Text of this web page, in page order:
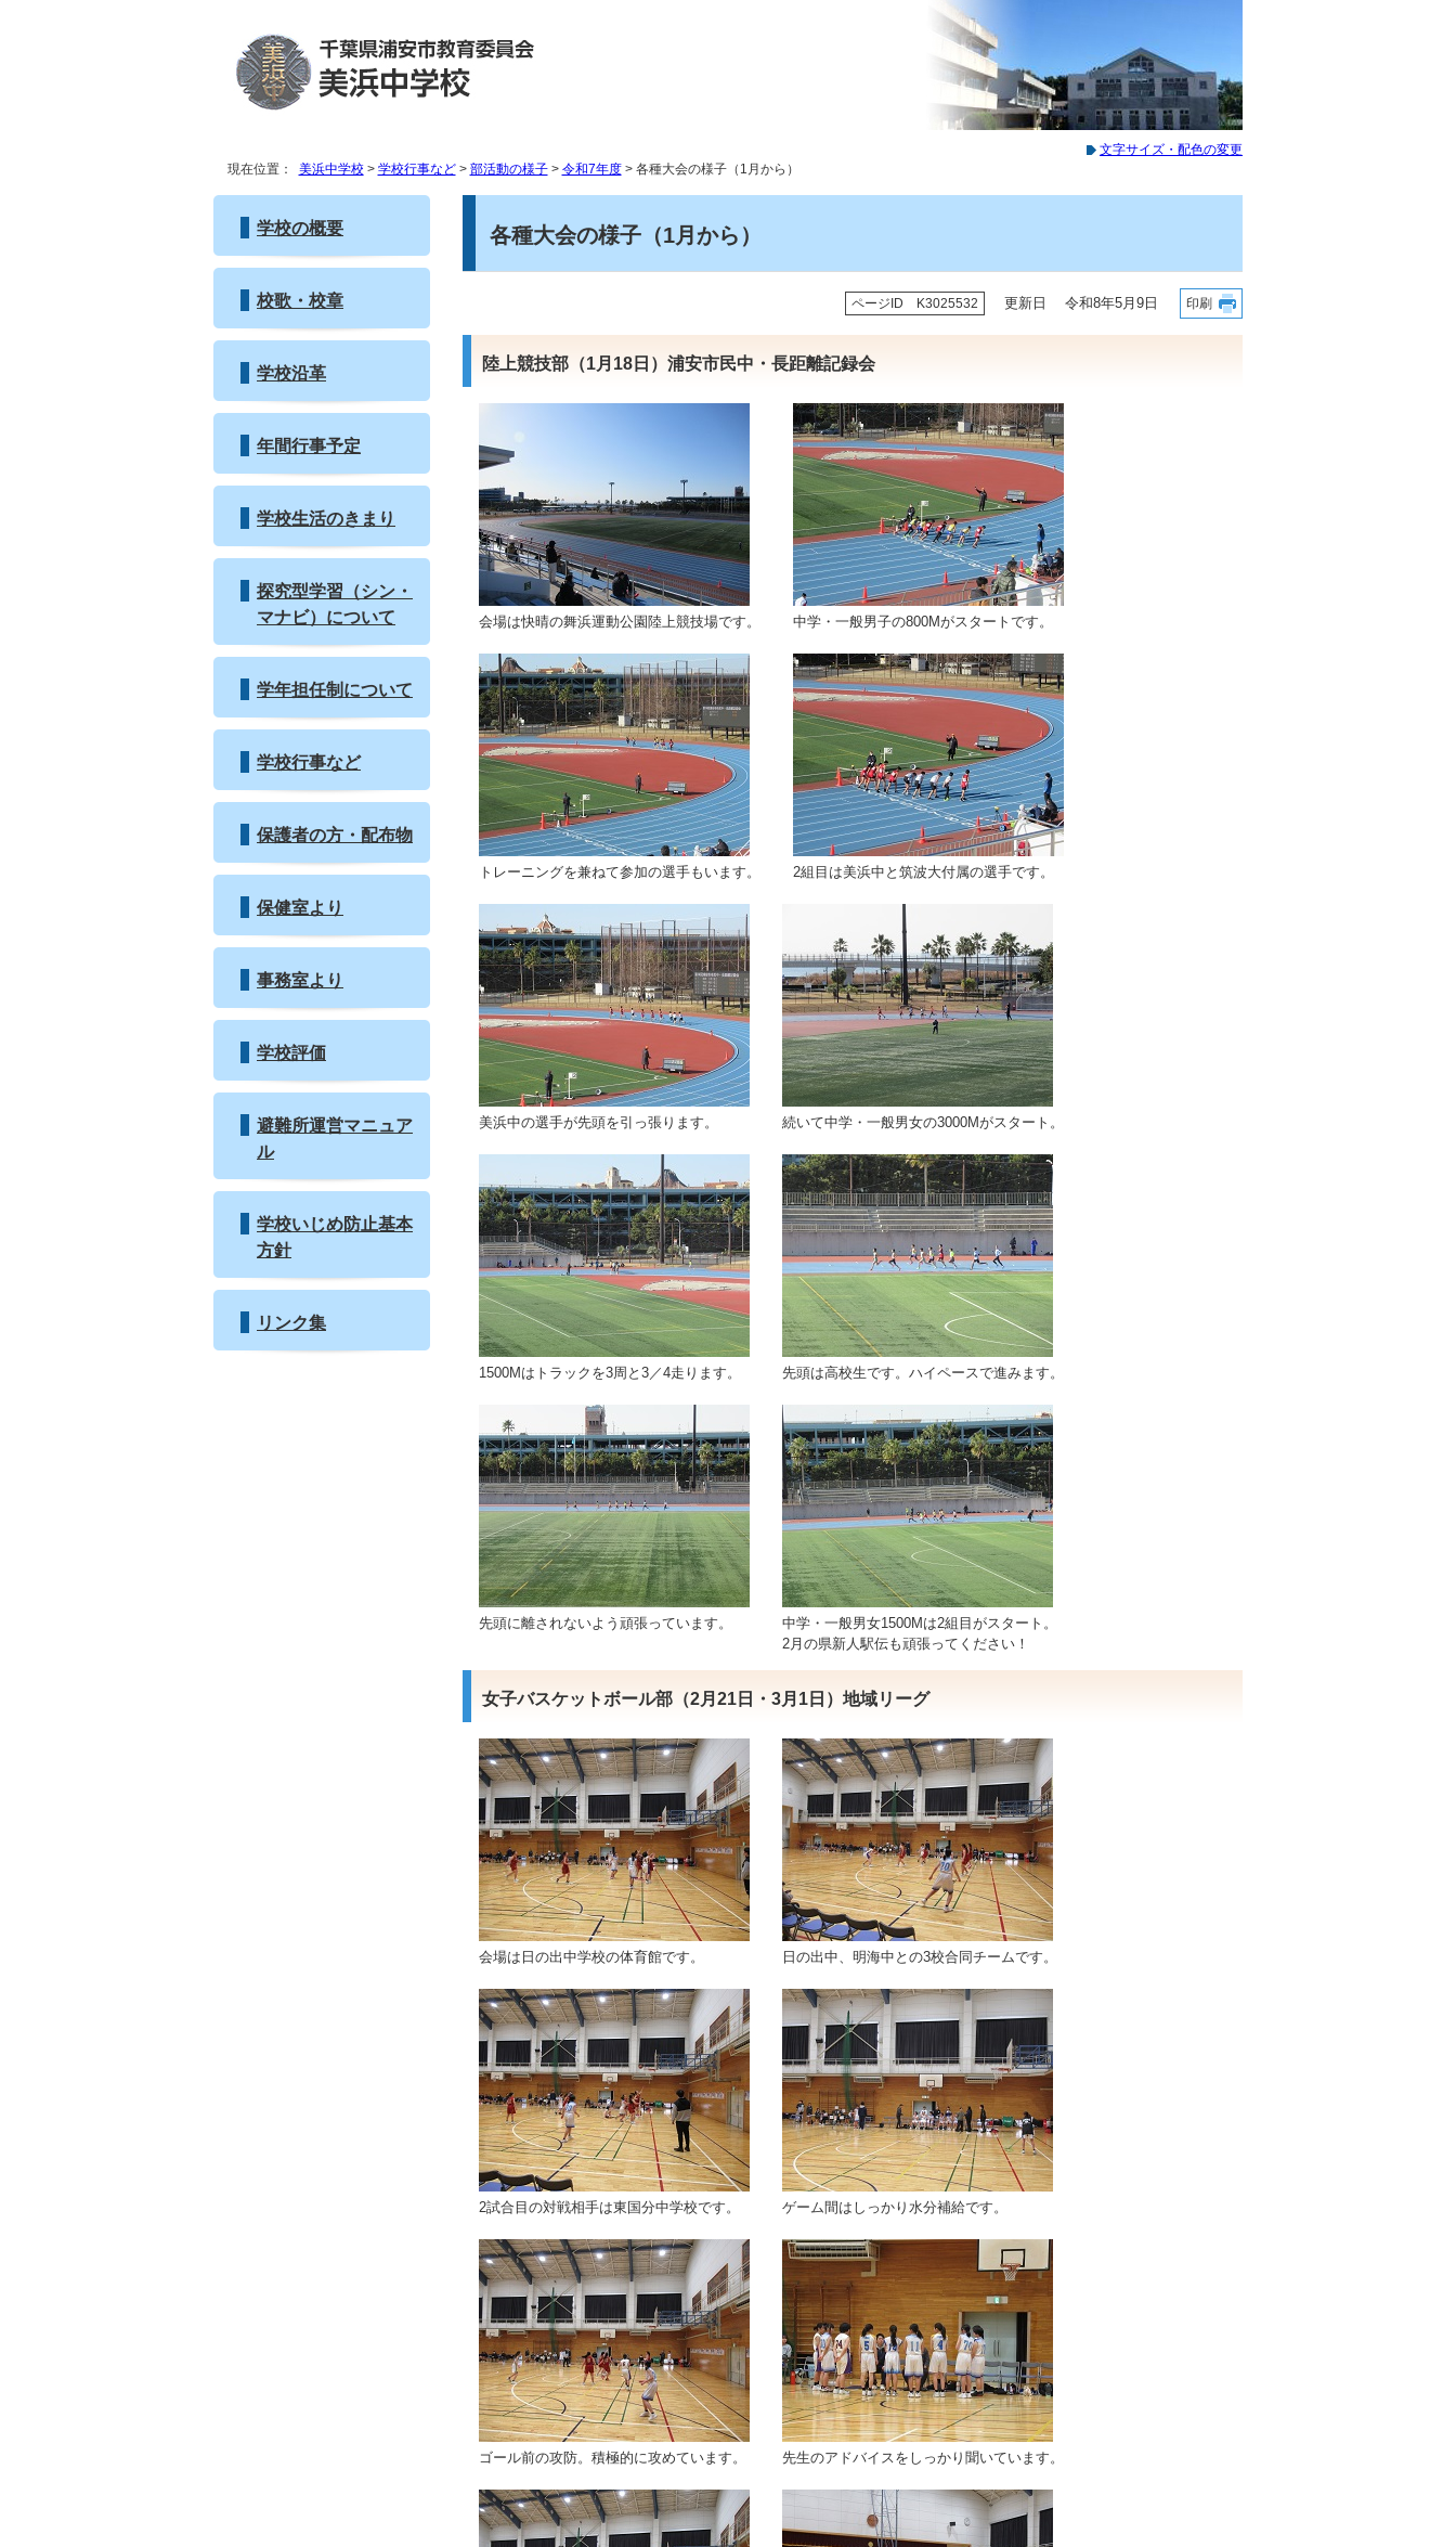
文字サイズ・配色の変更
現在位置： 美浜中学校> 学校行事など> 部活動の様子> 令和7年度> 各種大会の様子（1月から）
各種大会の様子（1月から）
ページID K3025532 更新日 令和8年5月9日 印刷
陸上競技部（1月18日）浦安市民中・長距離記録会
会場は快晴の舞浜運動公園陸上競技場です。 中学・一般男子の800Mがスタートです。
トレーニングを兼ねて参加の選手もいます。 2組目は美浜中と筑波大付属の選手です。
美浜中の選手が先頭を引っ張ります。 続いて中学・一般男女の3000Mがスタート。
1500Mはトラックを3周と3／4走ります。 先頭は高校生です。ハイペースで進みます。
先頭に離されないよう頑張っています。
中学・一般男女1500Mは2組目がスタート。
2月の県新人駅伝も頑張ってください！
女子バスケットボール部（2月21日・3月1日）地域リーグ
会場は日の出中学校の体育館です。 日の出中、明海中との3校合同チームです。
2試合目の対戦相手は東国分中学校です。 ゲーム間はしっかり水分補給です。
ゴール前の攻防。積極的に攻めています。 先生のアドバイスをしっかり聞いています。
学校の概要
校歌・校章
学校沿革
年間行事予定
学校生活のきまり
探究型学習（シン・
マナビ）について
学年担任制について
学校行事など
保護者の方・配布物
保健室より
事務室より
学校評価
避難所運営マニュア
ル
学校いじめ防止基本
方針
リンク集